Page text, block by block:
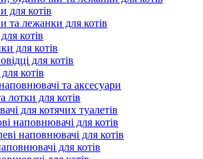
для котів
та лежанки для котів
котів
для котів
для котів
котів
та аксесуари
лотки для котів
для котячих туалетів
наповнювачі для котів
наповнювачі для котів
для котів